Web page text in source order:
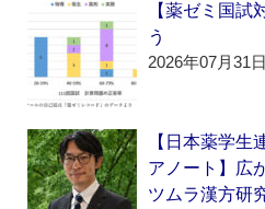
【薬ゼミ国試
う
2026年07月31
【日本薬学生
アノート】広
ツムラ漢方研